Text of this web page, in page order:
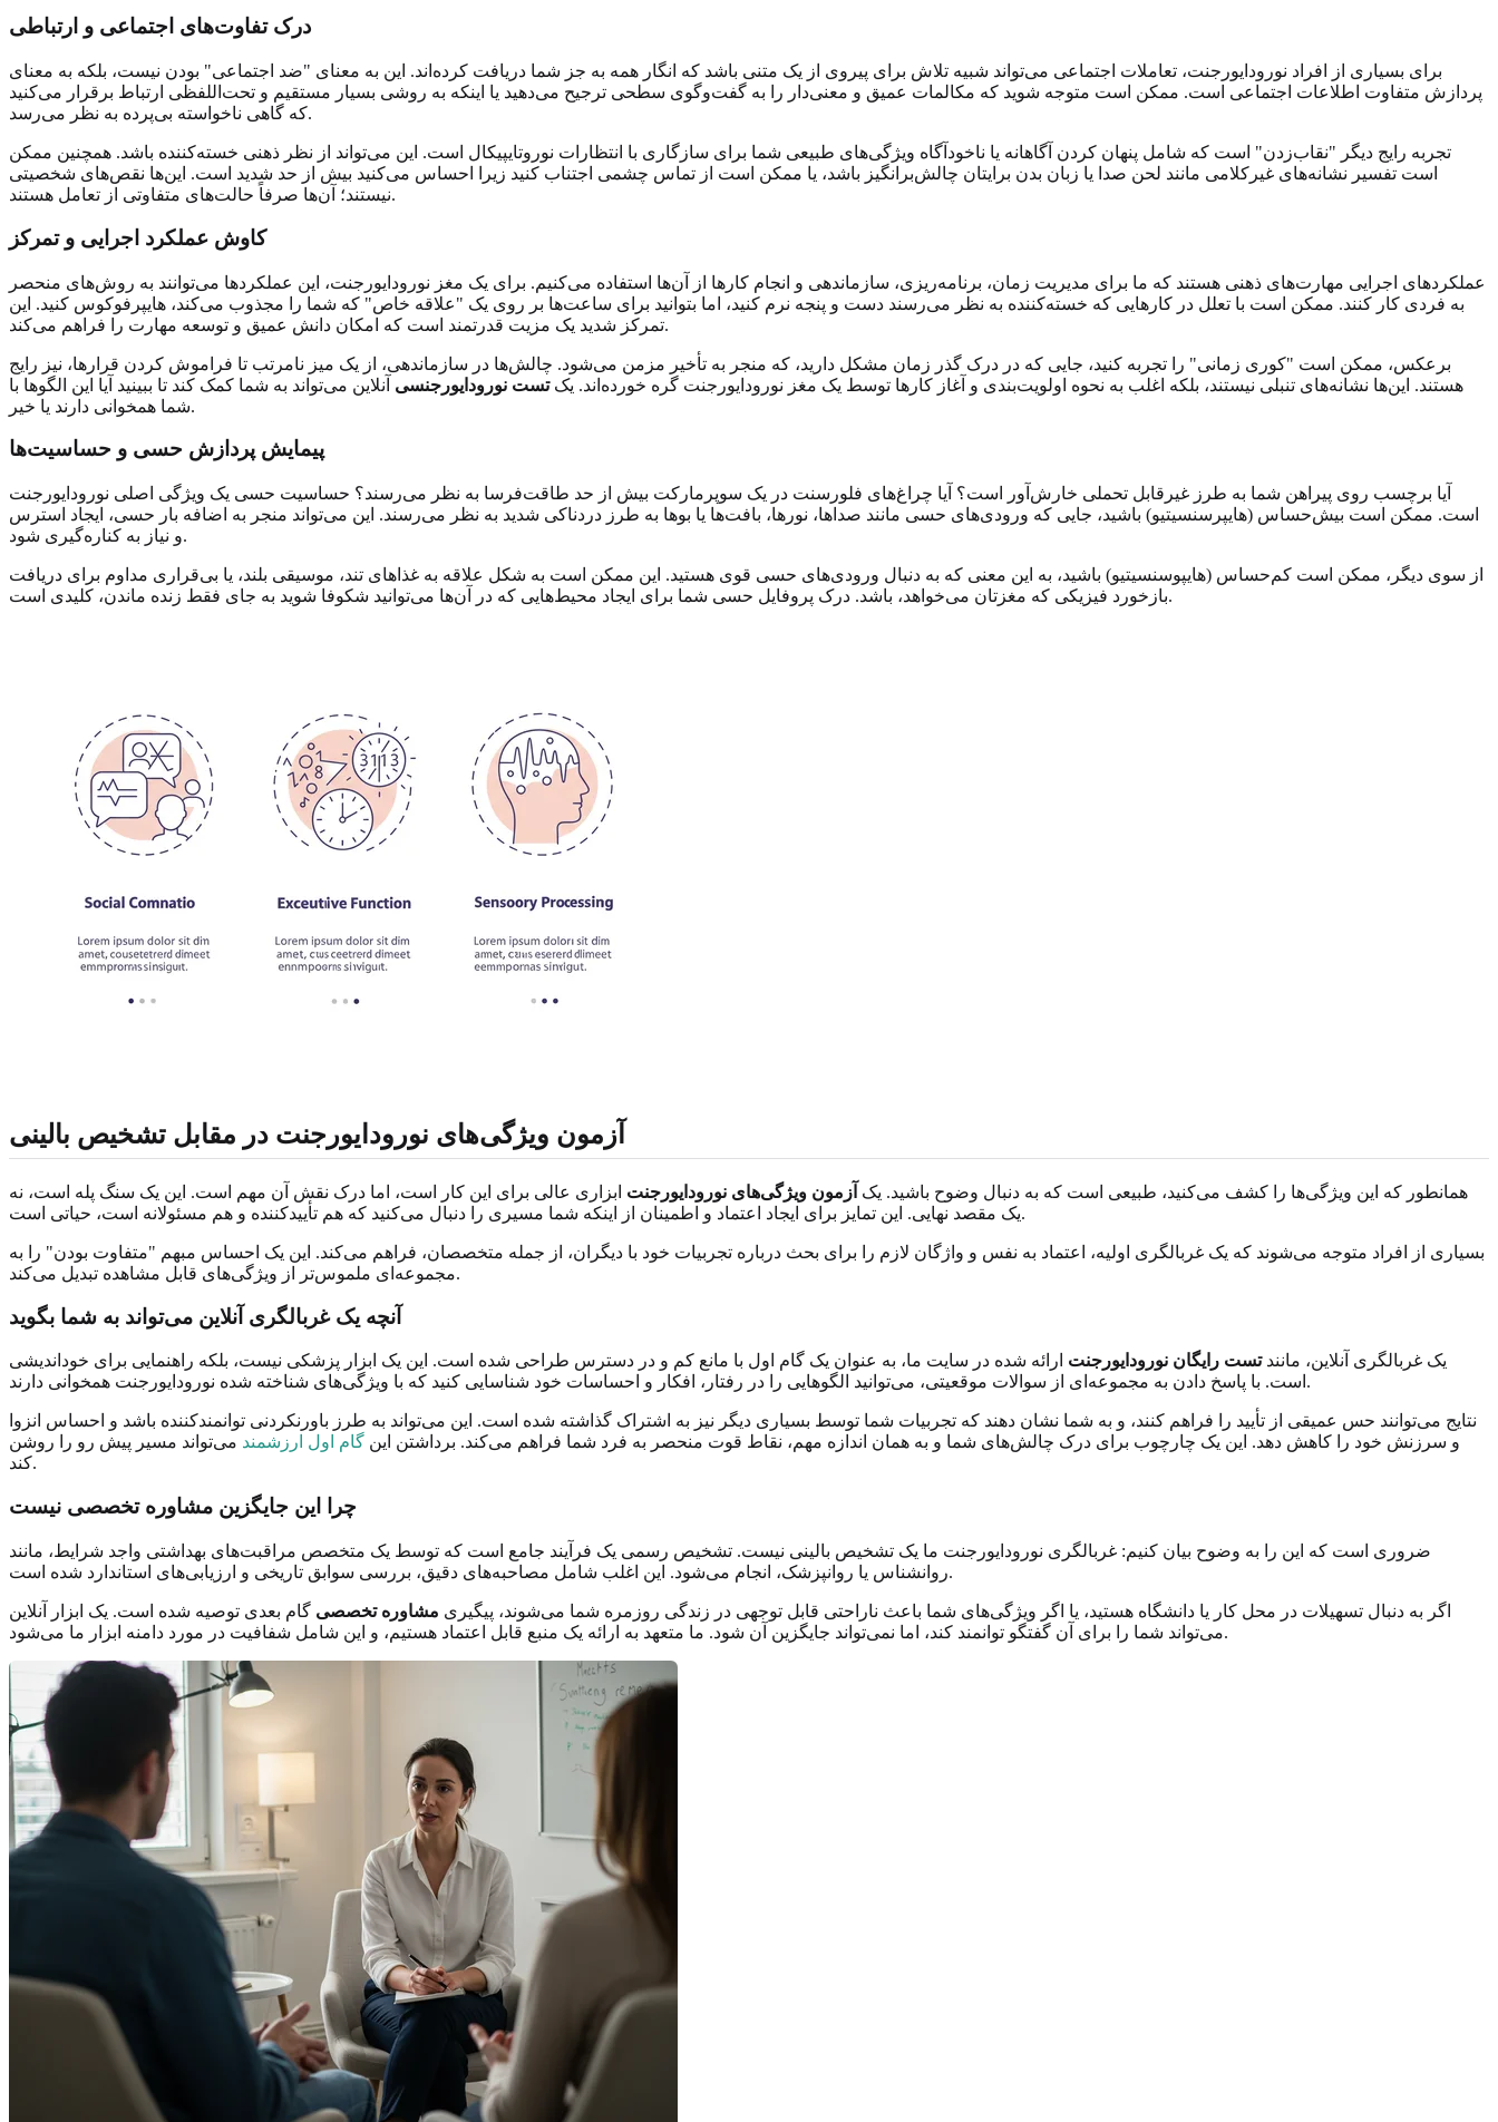
درک تفاوت‌های اجتماعی و ارتباطی
برای بسیاری از افراد نورودایورجنت، تعاملات اجتماعی می‌تواند شبیه تلاش برای پیروی از یک متنی باشد که انگار همه به جز شما دریافت کرده‌اند. این به معنای "ضد اجتماعی" بودن نیست، بلکه به معنای
پردازش متفاوت اطلاعات اجتماعی است. ممکن است متوجه شوید که مکالمات عمیق و معنی‌دار را به گفت‌وگوی سطحی ترجیح می‌دهید یا اینکه به روشی بسیار مستقیم و تحت‌اللفظی ارتباط برقرار می‌کنید
که گاهی ناخواسته بی‌پرده به نظر می‌رسد.
تجربه رایج دیگر "نقاب‌زدن" است که شامل پنهان کردن آگاهانه یا ناخودآگاه ویژگی‌های طبیعی شما برای سازگاری با انتظارات نوروتایپیکال است. این می‌تواند از نظر ذهنی خسته‌کننده باشد. همچنین ممکن
است تفسیر نشانه‌های غیرکلامی مانند لحن صدا یا زبان بدن برایتان چالش‌برانگیز باشد، یا ممکن است از تماس چشمی اجتناب کنید زیرا احساس می‌کنید بیش از حد شدید است. این‌ها نقص‌های شخصیتی
نیستند؛ آن‌ها صرفاً حالت‌های متفاوتی از تعامل هستند.
کاوش عملکرد اجرایی و تمرکز
عملکردهای اجرایی مهارت‌های ذهنی هستند که ما برای مدیریت زمان، برنامه‌ریزی، سازماندهی و انجام کارها از آن‌ها استفاده می‌کنیم. برای یک مغز نورودایورجنت، این عملکردها می‌توانند به روش‌های منحصر
به فردی کار کنند. ممکن است با تعلل در کارهایی که خسته‌کننده به نظر می‌رسند دست و پنجه نرم کنید، اما بتوانید برای ساعت‌ها بر روی یک "علاقه خاص" که شما را مجذوب می‌کند، هایپرفوکوس کنید. این
تمرکز شدید یک مزیت قدرتمند است که امکان دانش عمیق و توسعه مهارت را فراهم می‌کند.
برعکس، ممکن است "کوری زمانی" را تجربه کنید، جایی که در درک گذر زمان مشکل دارید، که منجر به تأخیر مزمن می‌شود. چالش‌ها در سازماندهی، از یک میز نامرتب تا فراموش کردن قرارها، نیز رایج
هستند. این‌ها نشانه‌های تنبلی نیستند، بلکه اغلب به نحوه اولویت‌بندی و آغاز کارها توسط یک مغز نورودایورجنت گره خورده‌اند. یکتست نورودایورجنسی آنلاین می‌تواند به شما کمک کند تا ببینید آیا این الگوها با
شما همخوانی دارند یا خیر.
پیمایش پردازش حسی و حساسیت‌ها
آیا برچسب روی پیراهن شما به طرز غیرقابل تحملی خارش‌آور است؟ آیا چراغ‌های فلورسنت در یک سوپرمارکت بیش از حد طاقت‌فرسا به نظر می‌رسند؟ حساسیت حسی یک ویژگی اصلی نورودایورجنت
است. ممکن است بیش‌حساس (هایپرسنسیتیو) باشید، جایی که ورودی‌های حسی مانند صداها، نورها، بافت‌ها یا بوها به طرز دردناکی شدید به نظر می‌رسند. این می‌تواند منجر به اضافه بار حسی، ایجاد استرس
و نیاز به کناره‌گیری شود.
از سوی دیگر، ممکن است کم‌حساس (هایپوسنسیتیو) باشید، به این معنی که به دنبال ورودی‌های حسی قوی هستید. این ممکن است به شکل علاقه به غذاهای تند، موسیقی بلند، یا بی‌قراری مداوم برای دریافت
بازخورد فیزیکی که مغزتان می‌خواهد، باشد. درک پروفایل حسی شما برای ایجاد محیط‌هایی که در آن‌ها می‌توانید شکوفا شوید به جای فقط زنده ماندن، کلیدی است.
آزمون ویژگی‌های نورودایورجنت در مقابل تشخیص بالینی
همانطور که این ویژگی‌ها را کشف می‌کنید، طبیعی است که به دنبال وضوح باشید. یک آزمون ویژگی‌های نورودایورجنت ابزاری عالی برای این کار است، اما درک نقش آن مهم است. این یک سنگ پله است، نه
یک مقصد نهایی. این تمایز برای ایجاد اعتماد و اطمینان از اینکه شما مسیری را دنبال می‌کنید که هم تأییدکننده و هم مسئولانه است، حیاتی است.
بسیاری از افراد متوجه می‌شوند که یک غربالگری اولیه، اعتماد به نفس و واژگان لازم را برای بحث درباره تجربیات خود با دیگران، از جمله متخصصان، فراهم می‌کند. این یک احساس مبهم "متفاوت بودن" را به
مجموعه‌ای ملموس‌تر از ویژگی‌های قابل مشاهده تبدیل می‌کند.
آنچه یک غربالگری آنلاین می‌تواند به شما بگوید
یک غربالگری آنلاین، مانندتست رایگان نورودایورجنت ارائه شده در سایت ما، به عنوان یک گام اول با مانع کم و در دسترس طراحی شده است. این یک ابزار پزشکی نیست، بلکه راهنمایی برای خوداندیشی
است. با پاسخ دادن به مجموعه‌ای از سوالات موقعیتی، می‌توانید الگوهایی را در رفتار، افکار و احساسات خود شناسایی کنید که با ویژگی‌های شناخته شده نورودایورجنت همخوانی دارند.
نتایج می‌توانند حس عمیقی از تأیید را فراهم کنند، و به شما نشان دهند که تجربیات شما توسط بسیاری دیگر نیز به اشتراک گذاشته شده است. این می‌تواند به طرز باورنکردنی توانمندکننده باشد و احساس انزوا
و سرزنش خود را کاهش دهد. این یک چارچوب برای درک چالش‌های شما و به همان اندازه مهم، نقاط قوت منحصر به فرد شما فراهم می‌کند. برداشتن این گام اول ارزشمند می‌تواند مسیر پیش رو را روشن
کند.
چرا این جایگزین مشاوره تخصصی نیست
ضروری است که این را به وضوح بیان کنیم: غربالگری نورودایورجنت ما یک تشخیص بالینی نیست. تشخیص رسمی یک فرآیند جامع است که توسط یک متخصص مراقبت‌های بهداشتی واجد شرایط، مانند
روانشناس یا روانپزشک، انجام می‌شود. این اغلب شامل مصاحبه‌های دقیق، بررسی سوابق تاریخی و ارزیابی‌های استاندارد شده است.
اگر به دنبال تسهیلات در محل کار یا دانشگاه هستید، یا اگر ویژگی‌های شما باعث ناراحتی قابل توجهی در زندگی روزمره شما می‌شوند، پیگیری مشاوره تخصصی گام بعدی توصیه شده است. یک ابزار آنلاین
می‌تواند شما را برای آن گفتگو توانمند کند، اما نمی‌تواند جایگزین آن شود. ما متعهد به ارائه یک منبع قابل اعتماد هستیم، و این شامل شفافیت در مورد دامنه ابزار ما می‌شود.